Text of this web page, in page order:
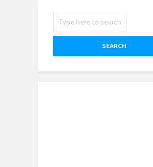
SEARCH